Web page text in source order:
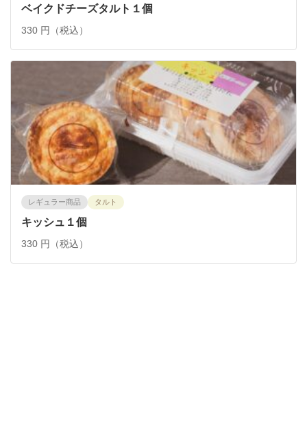
ベイクドチーズタルト１個
330 円（税込）
レギュラー商品 タルト
キッシュ１個
330 円（税込）